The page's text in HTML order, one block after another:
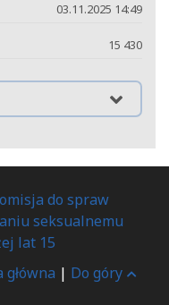
03.11.2025 14:49
15 430
do spraw
seksualnemu
lat 15
główna | Do góry